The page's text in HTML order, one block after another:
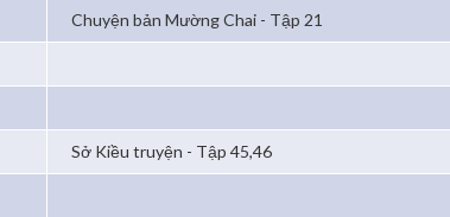
Chuyện bản Mường Chai - Tập 21
Sở Kiều truyện - Tập 45,46